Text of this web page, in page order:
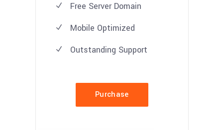
Free Server Domain
Mobile Optimized
Outstanding Support
Purchase